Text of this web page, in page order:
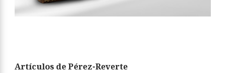
Artículos de Pérez-Reverte